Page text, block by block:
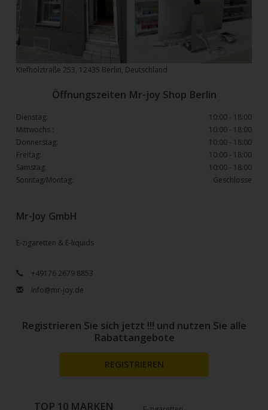
Mr-Joy GmbH
E-zigaretten & E-liquids
+49176 2679 8853
info@mr-joy.de
Kiefholztraße 253, 12435 Berlin, Deutschland
Öffnungszeiten Mr-joy Shop Berlin
Dienstag:
10:00 - 18:00
Mittwochs :
10:00 - 18:00
Donnerstag:
10:00 - 18:00
Freitag:
10:00 - 18:00
Samstag:
10:00 - 18:00
Sonntag/Montag:
Geschlosse
TOP 10 MARKEN
Registrieren Sie sich jetzt !!! und nutzen Sie alle
Rabattangebote
REGISTRIEREN